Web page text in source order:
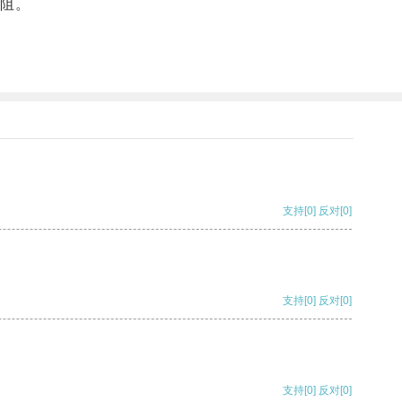
。
支持[0] 反对[0]
支持[0] 反对[0]
支持[0] 反对[0]